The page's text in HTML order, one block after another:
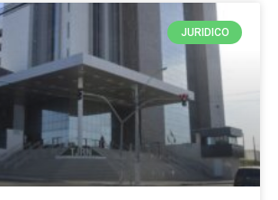
JURIDICO